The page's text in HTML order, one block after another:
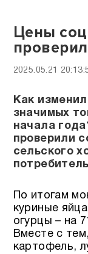
Цены
2025.05.21
Как
значимых
начала
проверили
сельского
По итогам
куриные
огурцы – на
Вместе с
картофель,